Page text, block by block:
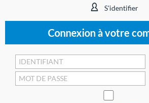
S'identifier
Connexion à votre